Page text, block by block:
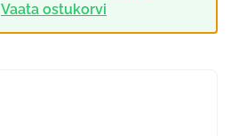
Vaata ostukorvi